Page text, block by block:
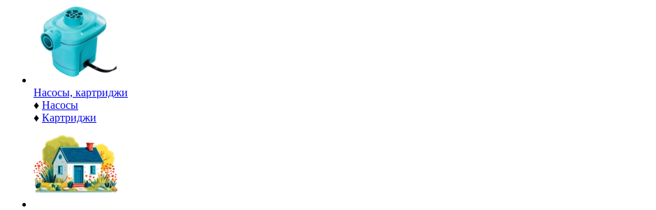
Насосы, картриджи
♦ Насосы
♦ Картриджи